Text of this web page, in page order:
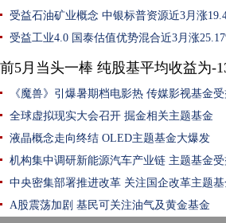
受益石油矿业概念 中银标普资源近3月涨
受益工业4.0 国泰估值优势混合近3月涨
前5月当头一棒 纯股基平均收益为-
《魔兽》引爆暑期档电影热 传媒影视基金受
全球虚拟现实大会召开 掘金相关主题基金
液晶概念走向终结 OLED主题基金大爆发
机构集中调研新能源汽车产业链 主题基金受
中央密集部署推进改革 关注国企改革主题基
A股震荡加剧 基民可关注油气及黄金基金